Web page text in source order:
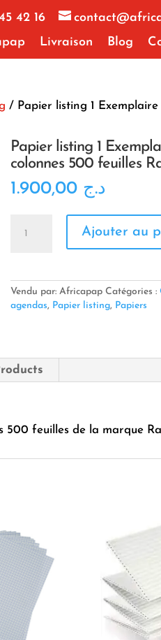
42 16
Livraison Blog
/ Papier listing 1 Exemplaire
Papier listing 1
colonnes 500 feuilles
د.ج 1.900,00
Exemplaire
132
Ramos
Ajouter au
Vendu par: Africapap Catégories :
agendas, Papier listing, Papiers
500 feuilles de la marque